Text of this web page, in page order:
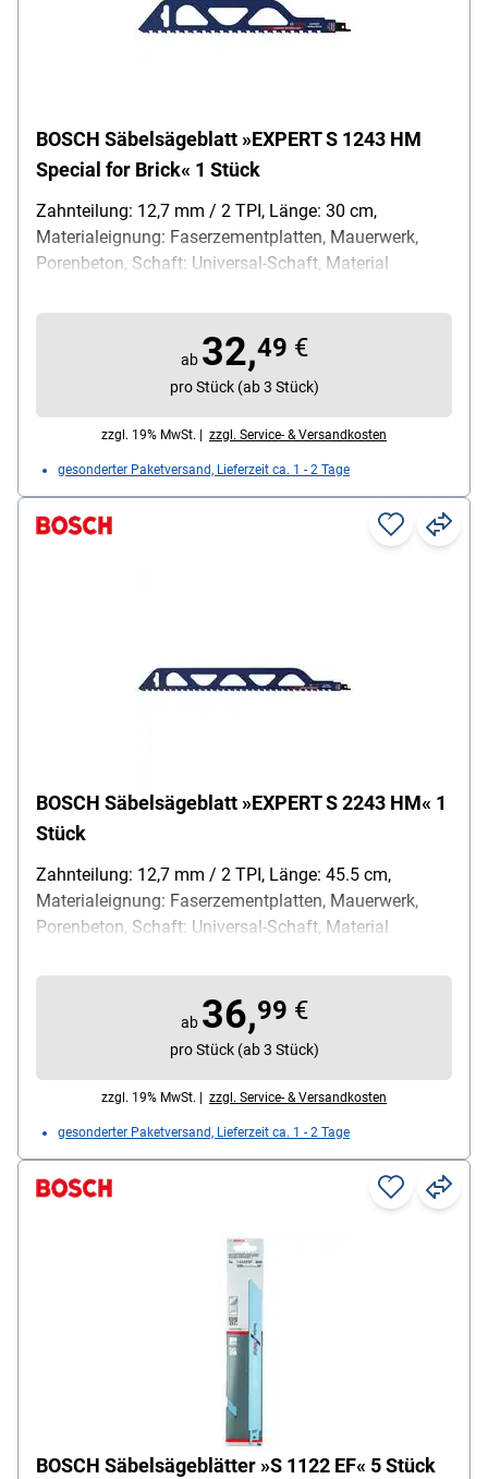
BOSCH Säbelsägeblatt »EXPERT S 1243 HM
Special for Brick« 1 Stück
Zahnteilung: 12,7 mm / 2 TPI, Länge: 30 cm,
Materialeignung: Faserzementplatten, Mauerwerk,
Porenbeton, Schaft: Universal-Schaft, Material
ab 32,49 €
pro Stück (ab 3 Stück)
zzgl. 19% MwSt. | zzgl. Service- & Versandkosten
gesonderter Paketversand, Lieferzeit ca. 1 - 2 Tage
BOSCH Säbelsägeblatt »EXPERT S 2243 HM« 1
Stück
Zahnteilung: 12,7 mm / 2 TPI, Länge: 45.5 cm,
Materialeignung: Faserzementplatten, Mauerwerk,
Porenbeton, Schaft: Universal-Schaft, Material
ab 36,99 €
pro Stück (ab 3 Stück)
zzgl. 19% MwSt. | zzgl. Service- & Versandkosten
gesonderter Paketversand, Lieferzeit ca. 1 - 2 Tage
BOSCH Säbelsägeblätter »S 1122 EF« 5 Stück